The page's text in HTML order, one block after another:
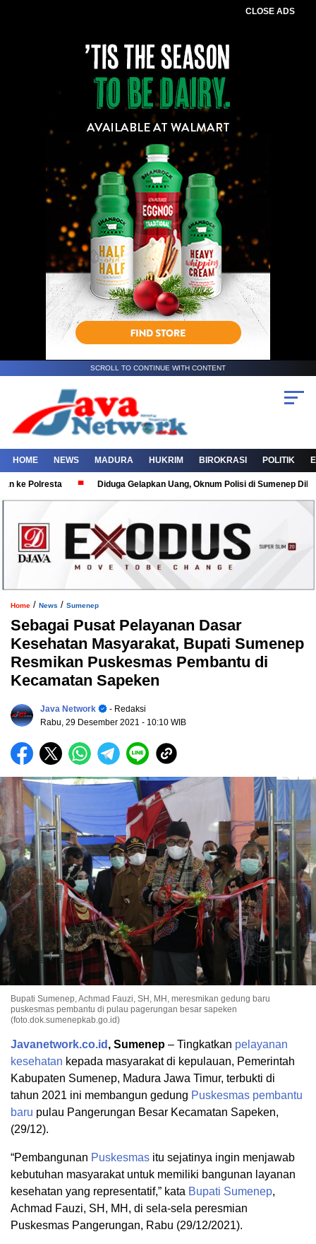
CLOSE ADS
SCROLL TO CONTINUE WITH CONTENT
HOME NEWS MADURA HUKRIM BIROKRASI POLITIK
Diduga Gelapkan Uang, Oknum Polisi di Sumenep
Home / News / Sumenep
Sebagai Pusat Pelayanan Dasar
Kesehatan Masyarakat, Bupati Sumenep
Resmikan Puskesmas Pembantu di
Kecamatan Sapeken
Java Network
- Redaksi
Rabu, 29 Desember 2021 - 10:10 WIB
Bupati Sumenep, Achmad Fauzi, SH, MH, meresmikan gedung baru
puskesmas pembantu di pulau pagerungan besar sapeken
(foto.dok.sumenepkab.go.id)
Javanetwork.co.id , Sumenep – Tingkatkan pelayanan
kesehatan kepada masyarakat di kepulauan, Pemerintah
Kabupaten Sumenep, Madura Jawa Timur, terbukti di
tahun 2021 ini membangun gedung Puskesmas pembantu
baru pulau Pangerungan Besar Kecamatan Sapeken,
(29/12).
“Pembangunan Puskesmas itu sejatinya ingin menjawab
kebutuhan masyarakat untuk memiliki bangunan layanan
kesehatan yang representatif,” kata Bupati Sumenep,
Achmad Fauzi, SH, MH, di sela-sela peresmian
Puskesmas Pangerungan, Rabu (29/12/2021).